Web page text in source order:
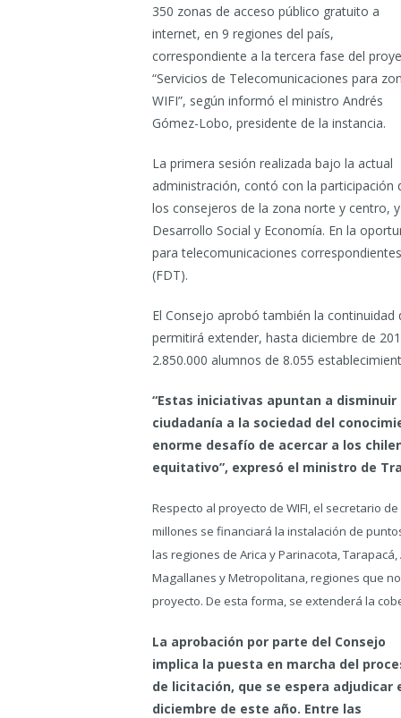
350 zonas de acceso público gratuito a
internet, en 9 regiones del país,
correspondiente a la tercera fase del
“Servicios de Telecomunicaciones para
WIFI”, según informó el ministro Andrés
Gómez-Lobo, presidente de la instancia.
La primera sesión realizada bajo la actual
administración, contó con la participación
los consejeros de la zona norte y centro,
Desarrollo Social y Economía. En la
para telecomunicaciones
(FDT).
El Consejo aprobó también la continuidad
permitirá extender, hasta diciembre de
2.850.000 alumnos de 8.055
“Estas iniciativas apuntan a
ciudadanía a la sociedad del
enorme desafío de acercar a los
equitativo”, expresó el ministro de
Respecto al proyecto de WIFI, el secretario
millones se financiará la instalación de
las regiones de Arica y Parinacota,
Magallanes y Metropolitana, regiones que
proyecto. De esta forma, se extenderá la
La aprobación por parte del Consejo
implica la puesta en marcha del
de licitación, que se espera adjudicar
diciembre de este año. Entre las